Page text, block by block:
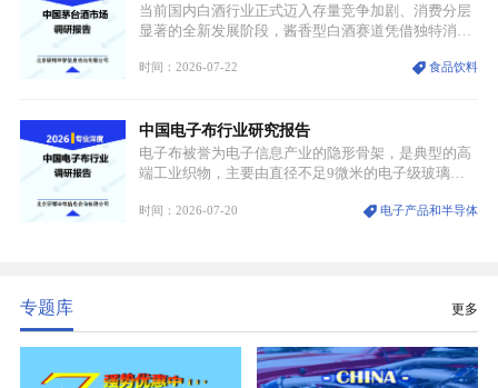
当前国内白酒行业正式迈入存量竞争加剧、消费分层
显著的全新发展阶段，酱香型白酒赛道凭借独特消费
道。贵州茅台凭借独一无二的核心产区壁垒、刚性产
业。
时间：2026-07-22 食品饮料
中国电子布行业研究报告
电子布被誉为电子信息产业的隐形骨架，是典型的高
端工业织物，主要由直径不足9微米的电子级玻璃纤
生产制造过程中不可或缺的核心基材。电子布具备高
时间：2026-07-20 电子产品和半导体
专题库 更多